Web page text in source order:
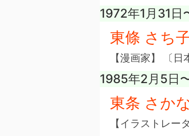
1972年1月31日
東條 さち
【漫画家】 〔日
1985年2月5日
東条 さか
【イラストレー